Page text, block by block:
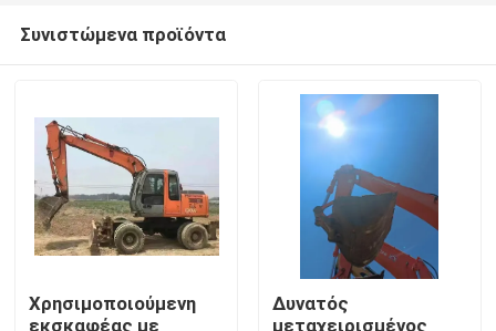
Συνιστώμενα προϊόντα
Χρησιμοποιούμενη
εκσκαφέας με
Δυνατός
μεταχειρισμένος